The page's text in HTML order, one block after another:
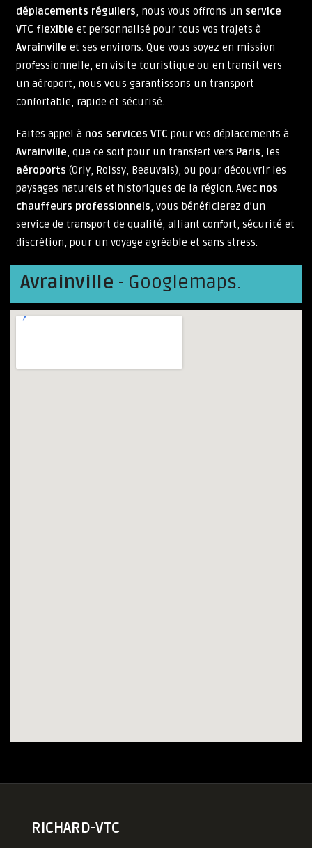
déplacements réguliers, nous vous offrons un service
VTC flexible et personnalisé pour tous vos trajets à
Avrainville et ses environs. Que vous soyez en mission
professionnelle, en visite touristique ou en transit vers
un aéroport, nous vous garantissons un transport
confortable, rapide et sécurisé.
Faites appel à nos services VTC pour vos déplacements à
Avrainville, que ce soit pour un transfert vers Paris, les
aéroports (Orly, Roissy, Beauvais), ou pour découvrir les
paysages naturels et historiques de la région. Avec nos
chauffeurs professionnels, vous bénéficierez d’un
service de transport de qualité, alliant confort, sécurité et
discrétion, pour un voyage agréable et sans stress.
Avrainville - Googlemaps.
RICHARD-VTC